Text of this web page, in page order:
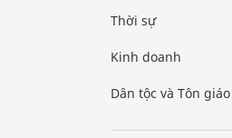
Thời sự
Kinh doanh
Dân tộc và Tôn giáo